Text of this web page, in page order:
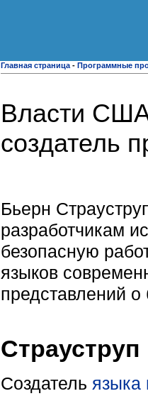
Главная страница - Программные
Власти США
создатель
Бьерн
разработчикам
безопасную
языков
представлений о
Создатель языка